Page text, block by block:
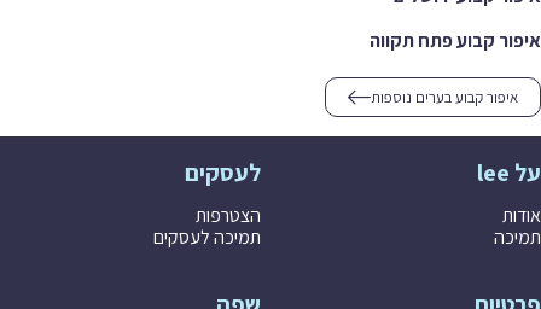
איפור קבוע פתח תקווה
איפור קבוע בערים נוספות
על lee
אודות
תמיכה
לעסקים
הצטרפות
תמיכה לעסקים